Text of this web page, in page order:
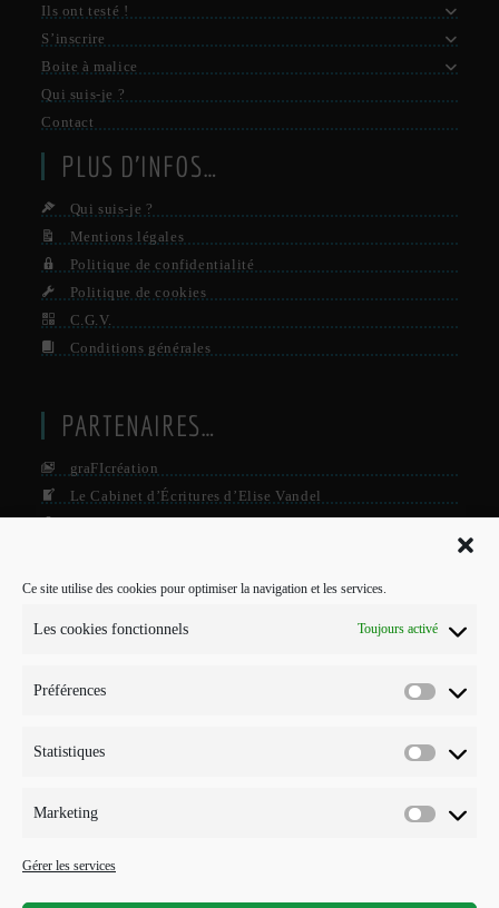
Ce site utilise des cookies pour optimiser la navigation et les services.
Les cookies fonctionnels Toujours activé
Préférences
Statistiques
Marketing
Gérer les services
Ils ont testé !
S’inscrire
Boite à malice
Qui suis-je ?
Contact
PLUS D’INFOS…
Qui suis-je ?
Mentions légales
Politique de confidentialité
Politique de cookies
C.G.V.
Conditions générales
PARTENAIRES…
graFIcréation
Le Cabinet d’Écritures d’Elise Vandel
La Firme
POUR ME CONTACTER…
Mobile :
E-mail :
LETTRE D’INFORMATION
mois !